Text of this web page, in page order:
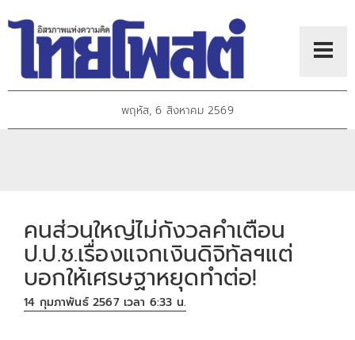
พฤหัส, 6 สิงหาคม 2569
คนส่วนใหญ่ไม่กังวลคำเตือน
ป.ป.ช.เรื่องแจกเงินดิจิทัลฯแต่
บอกให้เศรษฐาหยุดทำต่อ!
14 กุมภาพันธ์ 2567 เวลา 6:33 น.